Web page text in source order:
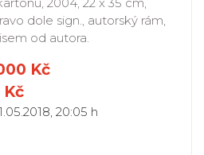
dole sign., autorský rám,
od autora.
Kč
Kč
20:05 h